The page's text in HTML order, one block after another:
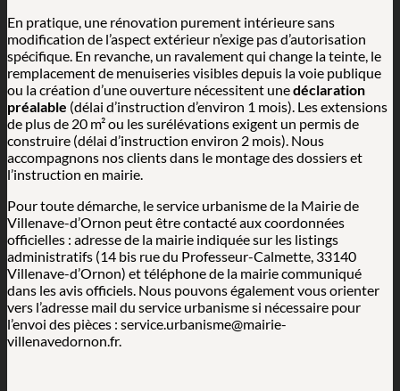
En pratique, une rénovation purement intérieure sans
modification de l’aspect extérieur n’exige pas d’autorisation
spécifique. En revanche, un ravalement qui change la teinte, le
remplacement de menuiseries visibles depuis la voie publique
ou la création d’une ouverture nécessitent unedéclaration
préalable (délai d’instruction d’environ 1 mois). Les extensions
de plus de 20 m² ou les surélévations exigent un permis de
construire (délai d’instruction environ 2 mois). Nous
accompagnons nos clients dans le montage des dossiers et
l’instruction en mairie.
Pour toute démarche, le service urbanisme de la Mairie de
Villenave-d’Ornon peut être contacté aux coordonnées
officielles : adresse de la mairie indiquée sur les listings
administratifs (14 bis rue du Professeur-Calmette, 33140
Villenave-d’Ornon) et téléphone de la mairie communiqué
dans les avis officiels. Nous pouvons également vous orienter
vers l’adresse mail du service urbanisme si nécessaire pour
l’envoi des pièces : service.urbanisme@mairie-
villenavedornon.fr.